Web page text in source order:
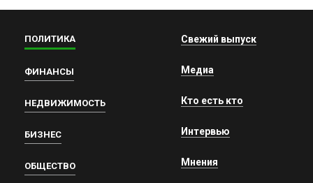
ПОЛИТИКА
ФИНАНСЫ
НЕДВИЖИМОСТЬ
БИЗНЕС
ОБЩЕСТВО
Свежий выпуск
Медиа
Кто есть кто
Интервью
Мнения